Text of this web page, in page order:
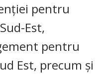
pentru
Est,
pentru
Est, precum și